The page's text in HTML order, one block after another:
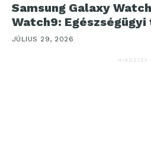
Samsung Galaxy
Watch9:
JÚLIUS 29, 2026
HIRDETÉS